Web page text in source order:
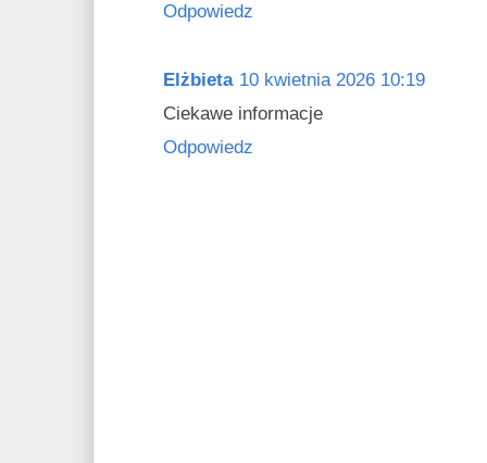
Odpowiedz
Elżbieta 10 kwietnia 2026 10:19
Ciekawe informacje
Odpowiedz